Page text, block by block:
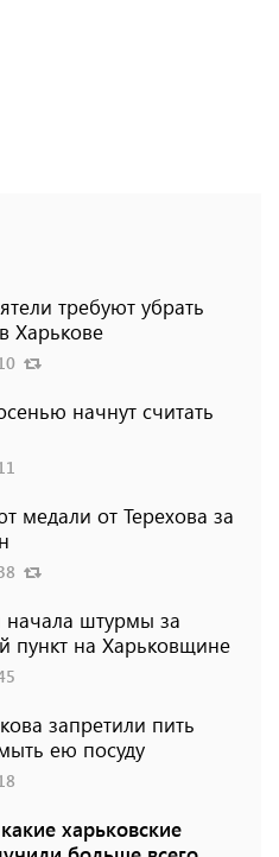
требуют убрать
Харькове
начнут считать
медали от Терехова за
начала штурмы за
пункт на Харьковщине
запретили пить
ею посуду
харьковские